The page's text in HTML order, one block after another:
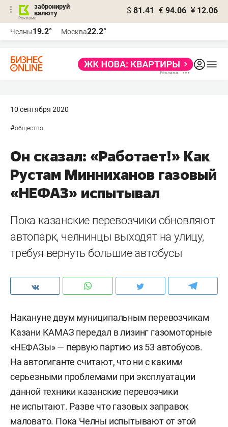
забронируй
валюту
$ 81.41 € 94.06 ¥ 12.06
Челны19.2° Москва22.2°
10 сентября 2020
#общество
Он сказал: «Работает!» Как
Рустам Минниханов газовый
«НЕФАЗ» испытывал
Пока казанские перевозчики обновляют
автопарк, челнинцы выходят на улицу,
требуя вернуть большие автобусы
Накануне двум муниципальным перевозчикам
Казани КАМАЗ передал в лизинг газомоторные
«НЕФАЗы» — первую партию из 53 автобусов.
На автогиганте считают, что ни с какими
серьезными проблемами при эксплуатации
данной техники казанские перевозчики
не испытают. Разве что газовых заправок
маловато. Пока Челны испытывают от этой